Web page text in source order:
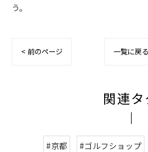
う。
< 前のページ 一覧に戻る
関連タ
#京都 #ゴルフショップ